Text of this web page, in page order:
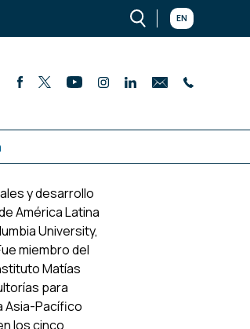
EN
y desarrollo
América Latina
University,
miembro del
Matías
para
Asia-Pacífico
los cinco